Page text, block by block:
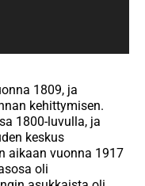
1809, ja
kehittymisen.
1800-luvulla, ja
keskus
aikaan vuonna 1917
oli